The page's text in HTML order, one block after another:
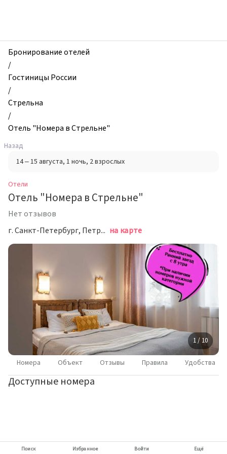
Отель
"Номера
в
Стрельне",
Стрельна,
Россия
Бронирование отелей
/
Гостиницы России
/
Стрельна
/
Отель "Номера в Стрельне"
Назад
14 – 15 августа, 1 ночь, 2 взрослых
Отели
Отель "Номера в Стрельне"
Нет отзывов
г. Санкт-Петербург, Петродворцовый район, пос. Стрельна, Санкт-Петербургское шоссе, д. 38Б на карте
1 / 10
Номера Объект Отзывы Правила Удобства
Доступные номера
Поиск Избранное Войти Ещё